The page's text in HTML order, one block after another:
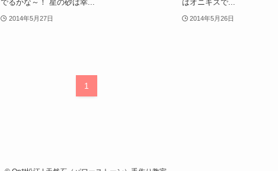
でるかな～！ 星の砂は幸...
2014年5月27日
はオニキスで...
2014年5月26日
1